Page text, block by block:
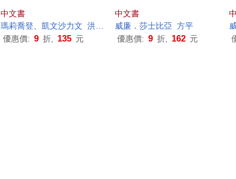
中文書
瑪莉喬登、凱文沙力文 洪慧真
優惠價: 9 折, 135 元
中文書
威廉．莎士比亞 方平
優惠價: 9 折, 162 元